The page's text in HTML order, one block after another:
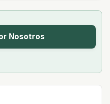
Nosotros